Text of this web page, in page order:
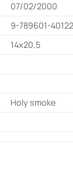
07/02/2000
9-789601-
14x20,5
Holy smoke